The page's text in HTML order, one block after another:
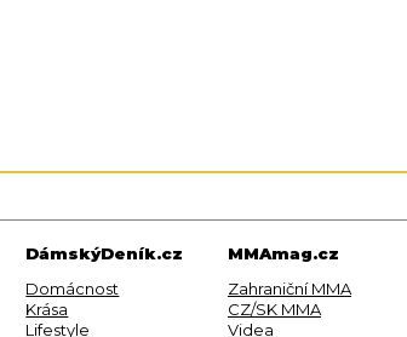
DámskýDeník.cz
Domácnost
Krása
Lifestyle
MMAmag.cz
Zahraniční MMA
CZ/SK MMA
Videa